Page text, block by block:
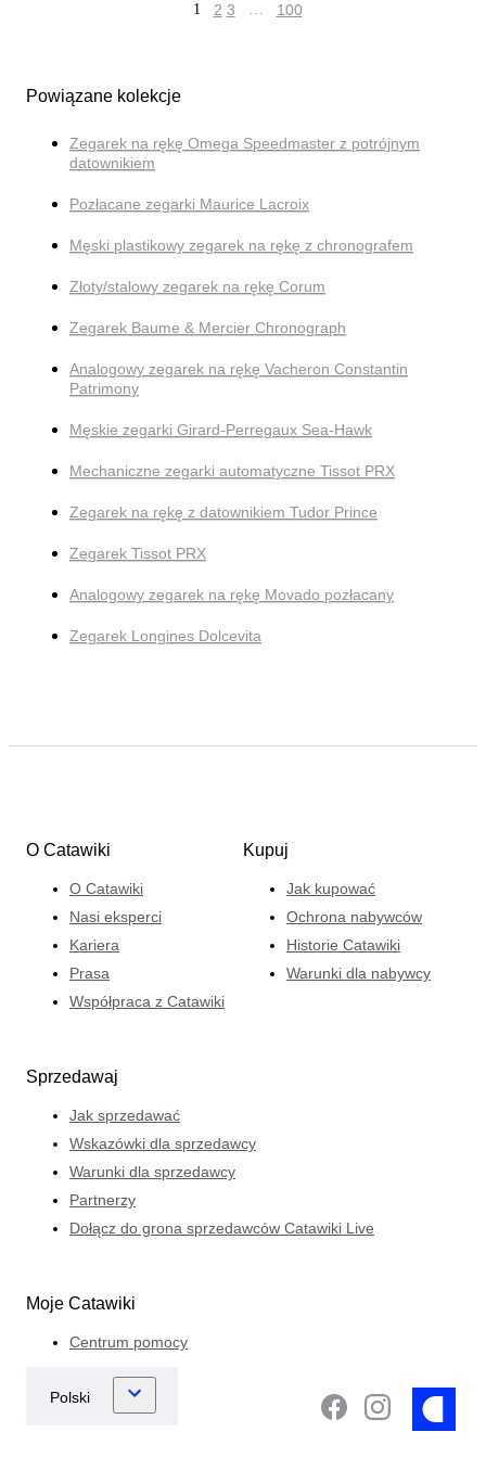
1 2 3 … 100
Powiązane kolekcje
Zegarek na rękę Omega Speedmaster z potrójnym
datownikiem
Pozłacane zegarki Maurice Lacroix
Męski plastikowy zegarek na rękę z chronografem
Złoty/stalowy zegarek na rękę Corum
Zegarek Baume & Mercier Chronograph
Analogowy zegarek na rękę Vacheron Constantin
Patrimony
Męskie zegarki Girard-Perregaux Sea-Hawk
Mechaniczne zegarki automatyczne Tissot PRX
Zegarek na rękę z datownikiem Tudor Prince
Zegarek Tissot PRX
Analogowy zegarek na rękę Movado pozłacany
Zegarek Longines Dolcevita
O Catawiki
O Catawiki
Nasi eksperci
Kariera
Prasa
Współpraca z Catawiki
Kupuj
Jak kupować
Ochrona nabywców
Historie Catawiki
Warunki dla nabywcy
Sprzedawaj
Jak sprzedawać
Wskazówki dla sprzedawcy
Warunki dla sprzedawcy
Partnerzy
Dołącz do grona sprzedawców Catawiki Live
Moje Catawiki
Centrum pomocy